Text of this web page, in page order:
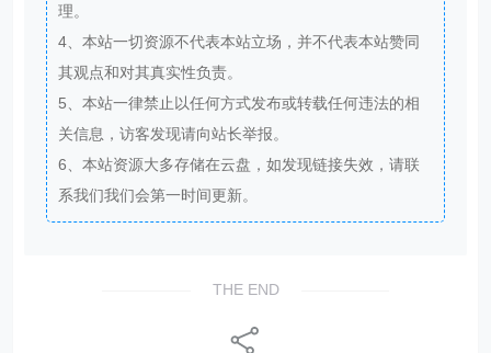
理。
4、本站一切资源不代表本站立场，并不代表本站赞同
其观点和对其真实性负责。
5、本站一律禁止以任何方式发布或转载任何违法的相
关信息，访客发现请向站长举报。
6、本站资源大多存储在云盘，如发现链接失效，请联
系我们我们会第一时间更新。
THE END